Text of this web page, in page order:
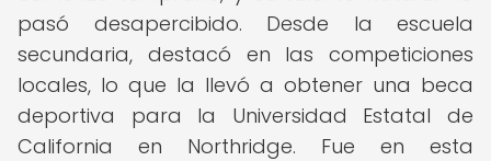
pasó desapercibido. Desde la escuela
secundaria, destacó en las competiciones
locales, lo que la llevó a obtener una beca
deportiva para la Universidad Estatal de
California en Northridge. Fue en esta